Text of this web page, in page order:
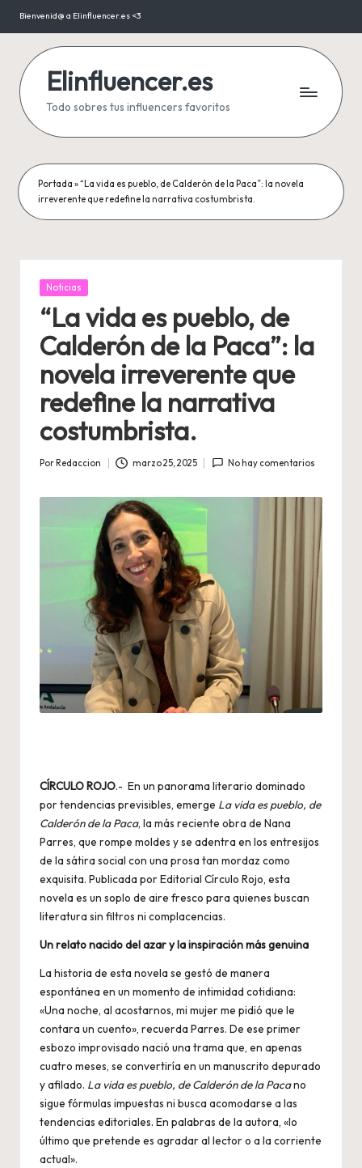
Saltar
contenido
Bienvenid@ a Elinfluencer.es <3
Elinfluencer.es
Todo sobres tus influencers favoritos
Portada »“La vida es pueblo, de Calderón de la Paca”: la novela
irreverente que redefine la narrativa costumbrista.
Publicada
Noticias
“La vida es pueblo, de
Calderón de la Paca”: la
novela irreverente que
redefine la narrativa
costumbrista.
Por Redaccion marzo 25, 2025 No hay comentarios
CÍRCULO ROJO.- En un panorama literario dominado
por tendencias previsibles, emerge La vida es pueblo, de
Calderón de la Paca, la más reciente obra de Nana
Parres, que rompe moldes y se adentra en los entresijos
de la sátira social con una prosa tan mordaz como
exquisita. Publicada por Editorial Círculo Rojo, esta
novela es un soplo de aire fresco para quienes buscan
literatura sin filtros ni complacencias.
Un relato nacido del azar y la inspiración más genuina
La historia de esta novela se gestó de manera
espontánea en un momento de intimidad cotidiana:
«Una noche, al acostarnos, mi mujer me pidió que le
contara un cuento», recuerda Parres. De ese primer
esbozo improvisado nació una trama que, en apenas
cuatro meses, se convertiría en un manuscrito depurado
y afilado. La vida es pueblo, de Calderón de la Pacano
sigue fórmulas impuestas ni busca acomodarse a las
tendencias editoriales. En palabras de la autora, «lo
último que pretende es agradar al lector o a la corriente
actual».